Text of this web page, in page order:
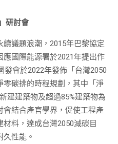
研討會
議題浪潮，2015年巴黎協定
國際能源署於2021年提出作
發會於2022年發佈「台灣2050
碳排的時程規劃，其中「淨
建建築物及超過85%建築物為
結合產官學界，促使工程產
料，達成台灣2050減碳目
性能。